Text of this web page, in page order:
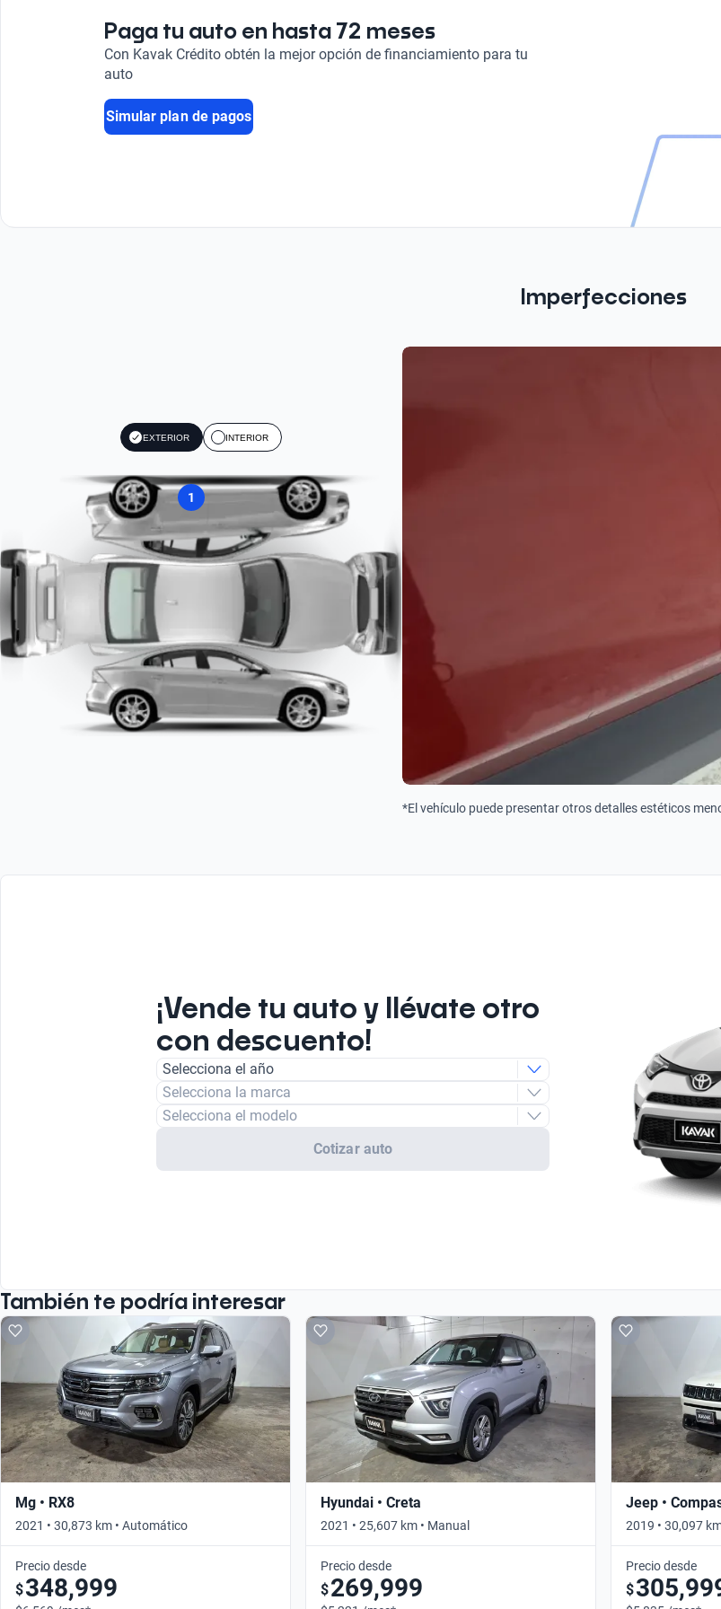
Paga tu auto en hasta 72 meses
Con Kavak Crédito obtén la mejor opción de financiamiento para tu
auto
Simular plan de pagos
Imperfecciones
EXTERIOR INTERIOR
1
*El vehículo puede presentar otros detalles estéticos
¡Vende tu auto y llévate otro
con descuento!
Selecciona el año
Selecciona la marca
Selecciona el modelo
Cotizar auto
También te podría interesar
Mg • RX8
2021 • 30,873 km • Automático
Precio desde
$348,999
Hyundai • Creta
2021 • 25,607 km • Manual
Precio desde
$269,999
Jeep •
2019 • 30,097
Precio desde
$